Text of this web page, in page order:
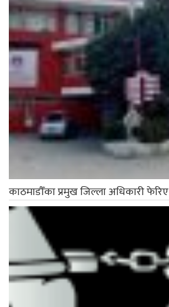
काठमाडौँका प्रमुख जिल्ला अधिकारी फेरिए